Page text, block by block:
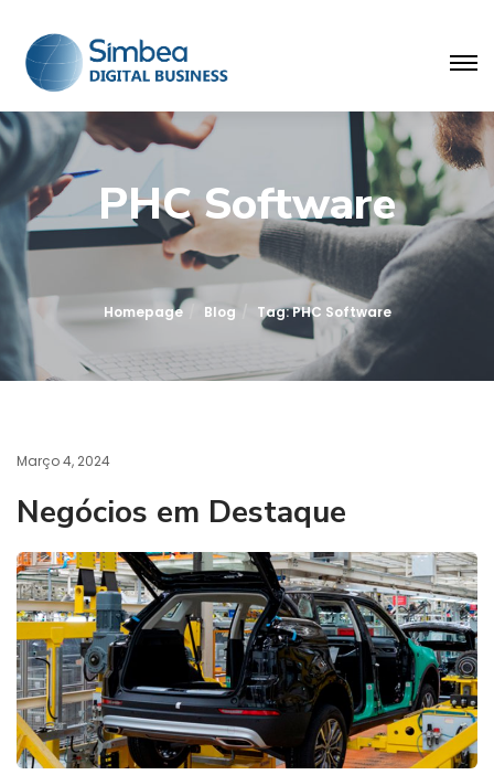
PHC Software
Homepage Blog Tag: PHC Software
Março 4, 2024
Negócios em Destaque